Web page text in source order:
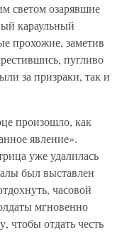
светом озарявшие
караульный
прохожие, заметив
пугливо
за призраки, так и
произошло, как
явление».
уже удалилась
был выставлен
часовой
мгновенно
чтобы отдать честь